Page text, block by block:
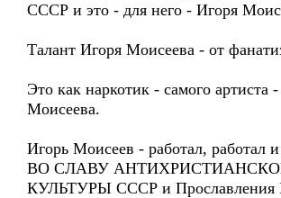
СССР и это - для него - Игоря
Талант Игоря Моисеева - от
Это как наркотик - самого артиста
Моисеева.
Игорь Моисеев - работал, работал
ВО СЛАВУ
КУЛЬТУРЫ СССР и Прославления